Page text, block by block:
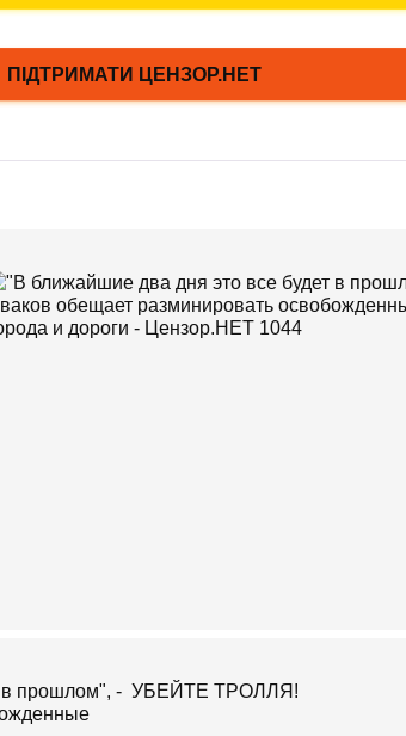
УБЕЙТЕ ТРОЛЛЯ!